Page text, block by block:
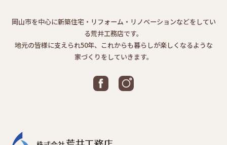
岡山市を中心に新築住宅・リフォーム・リノベーションなどをしてい
る荒井工務店です。
地元の皆様に支えられ50年、これからも暮らしが楽しくなるような
家づくりをしていきます。